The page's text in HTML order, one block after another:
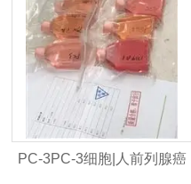
PC-3PC-3细胞|人前列腺癌